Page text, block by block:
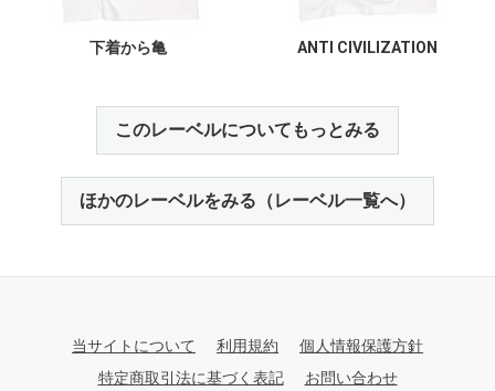
下着から亀 ANTI CIVILIZATION
このレーベルについてもっとみる
ほかのレーベルをみる（レーベル一覧へ）
当サイトについて 利用規約
個人情報保護方針
特定商取引法に基づく表記
お問い合わせ